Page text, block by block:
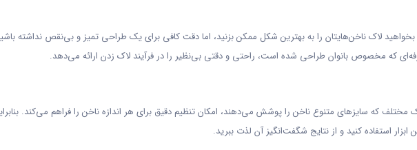
بخواهید لاک ناخن‌هایتان را به بهترین شکل ممکن بزنید، اما دقت کافی برای یک طراحی تمیز و بی‌نقص نداشته
که مخصوص بانوان طراحی شده است، راحتی و دقتی بی‌نظیر را در فرآیند لاک زدن ارائه می‌دهد.
با بهره‌گیری از 3 دیسک مختلف که سایزهای متنوع ناخن را پوشش می‌دهند، امکان تنظیم دقیق برای هر اندازه ناخن را فراهم
استفاده کنید و از نتایج شگفت‌انگیز آن لذت ببرید.